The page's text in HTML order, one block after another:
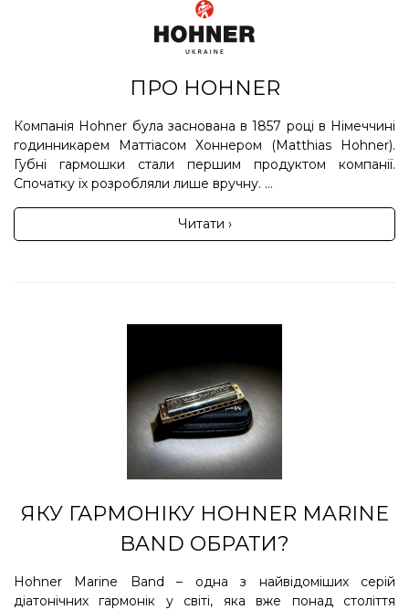
ПРО HOHNER
Компанія Hohner була заснована в 1857 році в Німеччині
годинникарем Маттіасом Хоннером (Matthias Hohner).
Губні гармошки стали першим продуктом компанії.
Спочатку їх розробляли лише вручну. ...
Читати ›
ЯКУ ГАРМОНІКУ HOHNER MARINE
BAND ОБРАТИ?
Hohner Marine Band – одна з найвідоміших серій
діатонічних гармонік у світі, яка вже понад століття